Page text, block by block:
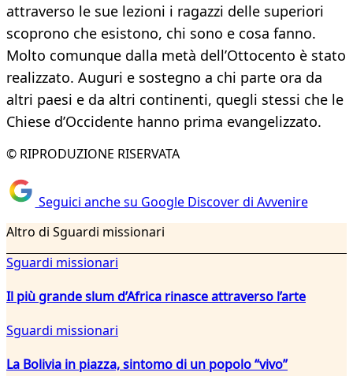
attraverso le sue lezioni i ragazzi delle superiori
scoprono che esistono, chi sono e cosa fanno.
Molto comunque dalla metà dell’Ottocento è stato
realizzato. Auguri e sostegno a chi parte ora da
altri paesi e da altri continenti, quegli stessi che le
Chiese d’Occidente hanno prima evangelizzato.
© RIPRODUZIONE RISERVATA
Seguici anche su Google Discover di Avvenire
Altro di Sguardi missionari
Sguardi missionari
Il più grande slum d’Africa rinasce attraverso l’arte
Sguardi missionari
La Bolivia in piazza, sintomo di un popolo “vivo”